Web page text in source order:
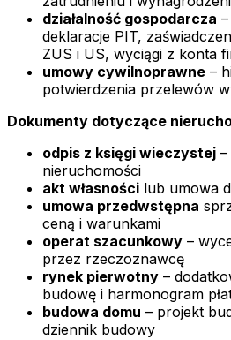
działalność gospodarcza
deklaracje PIT,
ZUS i US, wyciągi z konta
umowy cywilnoprawne –
potwierdzenia przelewów
Dokumenty dotyczące
odpis z księgi wieczystej
nieruchomości
akt własności lub umowa
umowa przedwstępna
ceną i warunkami
operat szacunkowy –
przez rzeczoznawcę
rynek pierwotny –
budowę i harmonogram
budowa domu – projekt
dziennik budowy